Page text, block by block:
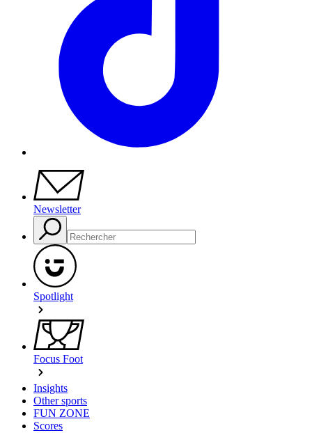
Newsletter
Spotlight
Focus Foot
Insights
Other sports
FUN ZONE
Scores